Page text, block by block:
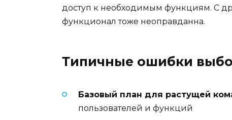
доступ к необходимым функциям. С
функционал тоже неоправданна.
Типичные ошибки
Базовый план для растущей
пользователей и функций